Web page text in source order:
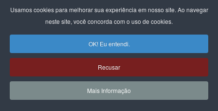
Usamos cookies para melhorar sua experiência em nosso site. Ao navegar
neste site, você concorda com o uso de cookies.
OK! Eu entendi.
Recusar
Mais Informação
matar as mulheres?
&
Feminicídio: “A noção de
propriedade é profunda”.
Entrevista especial com Eva